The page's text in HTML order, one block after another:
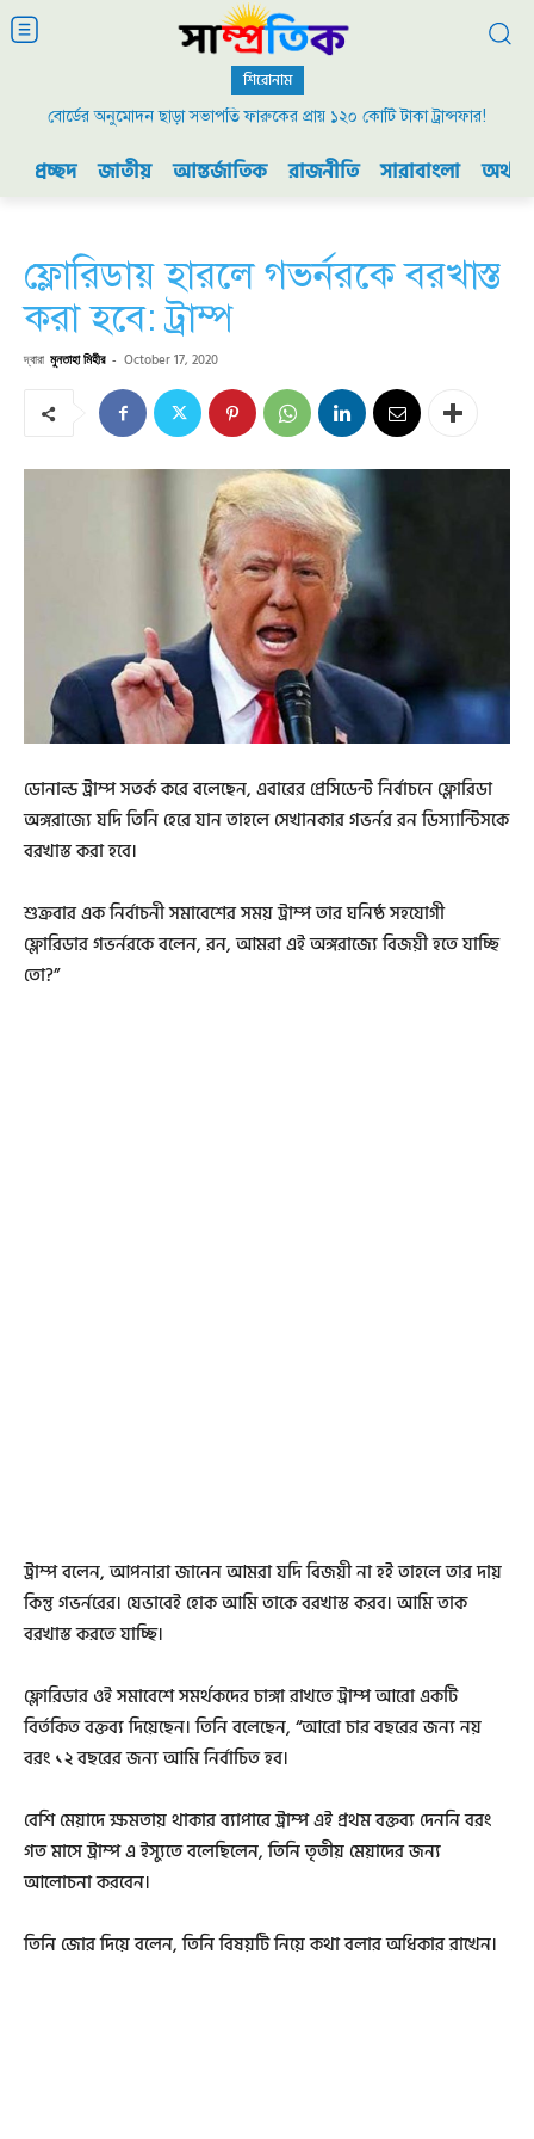
শিরোনাম
বোর্ডের অনুমোদন ছাড়া সভাপতি ফারুকের প্রায় ১২০ কোটি টাকা ট্রান্সফার!
প্রচ্ছদ জাতীয় আন্তর্জাতিক রাজনীতি সারাবাংলা
ফ্লোরিডায় হারলে গভর্নরকে বরখাস্ত
করা হবে: ট্রাম্প
দ্বারা মুনতাহা মিহীর - October 17, 2020
ডোনাল্ড ট্রাম্প সতর্ক করে বলেছেন, এবারের প্রেসিডেন্ট নির্বাচনে ফ্লোরিডা
অঙ্গরাজ্যে যদি তিনি হেরে যান তাহলে সেখানকার গভর্নর রন ডিস্যান্টিসকে
বরখাস্ত করা হবে।
শুক্রবার এক নির্বাচনী সমাবেশের সময় ট্রাম্প তার ঘনিষ্ঠ সহযোগী
ফ্লোরিডার গভর্নরকে বলেন, রন, আমরা এই অঙ্গরাজ্যে বিজয়ী হতে যাচ্ছি
তো?”
ট্রাম্প বলেন, আপনারা জানেন আমরা যদি বিজয়ী না হই তাহলে তার দায়
কিন্তু গভর্নরের। যেভাবেই হোক আমি তাকে বরখাস্ত করব। আমি তাক
বরখাস্ত করতে যাচ্ছি।
ফ্লোরিডার ওই সমাবেশে সমর্থকদের চাঙ্গা রাখতে ট্রাম্প আরো একটি
বির্তকিত বক্তব্য দিয়েছেন। তিনি বলেছেন, “আরো চার বছরের জন্য নয়
বরং ১২ বছরের জন্য আমি নির্বাচিত হব।
বেশি মেয়াদে ক্ষমতায় থাকার ব্যাপারে ট্রাম্প এই প্রথম বক্তব্য দেননি বরং
গত মাসে ট্রাম্প এ ইস্যুতে বলেছিলেন, তিনি তৃতীয় মেয়াদের জন্য
আলোচনা করবেন।
তিনি জোর দিয়ে বলেন, তিনি বিষয়টি নিয়ে কথা বলার অধিকার রাখেন।